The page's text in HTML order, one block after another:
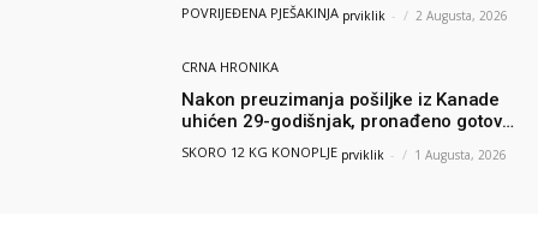
POVRIJEĐENA PJEŠAKINJA prviklik - 2 Augusta, 2026
CRNA HRONIKA
Nakon preuzimanja pošiljke iz Kanade
uhićen 29-godišnjak, pronađeno gotovo
12 kilograma konoplje
SKORO 12 KG KONOPLJE prviklik - 1 Augusta, 2026